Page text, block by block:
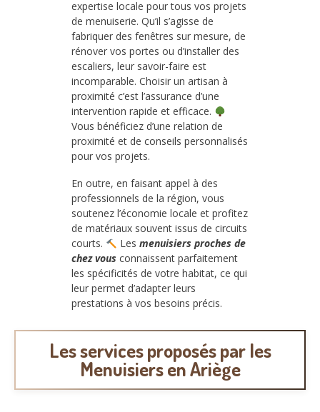
expertise locale pour tous vos projets
de menuiserie. Qu’il s’agisse de
fabriquer des fenêtres sur mesure, de
rénover vos portes ou d’installer des
escaliers, leur savoir-faire est
incomparable. Choisir un artisan à
proximité c’est l’assurance d’une
intervention rapide et efficace.
Vous bénéficiez d’une relation de
proximité et de conseils personnalisés
pour vos projets.
En outre, en faisant appel à des
professionnels de la région, vous
soutenez l’économie locale et profitez
de matériaux souvent issus de circuits
courts.
Les menuisiers proches de
chez vous connaissent parfaitement
les spécificités de votre habitat, ce qui
leur permet d’adapter leurs
prestations à vos besoins précis.
Les services proposés par les
Menuisiers en Ariège